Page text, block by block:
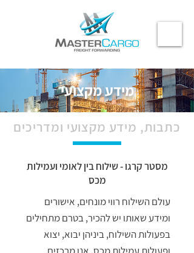
מידע מקצועי
כתבות, מידע מקצועי ומדריכים
מסטר קרגו - שילוח בין לאומי ועמילות
מכס
עולם השילוח רווי מונחים, אישורים
ומידע שאותו יש להכיר, בטרם מתחילים
בפעולות השילוח, ביניהן יבוא, יצוא